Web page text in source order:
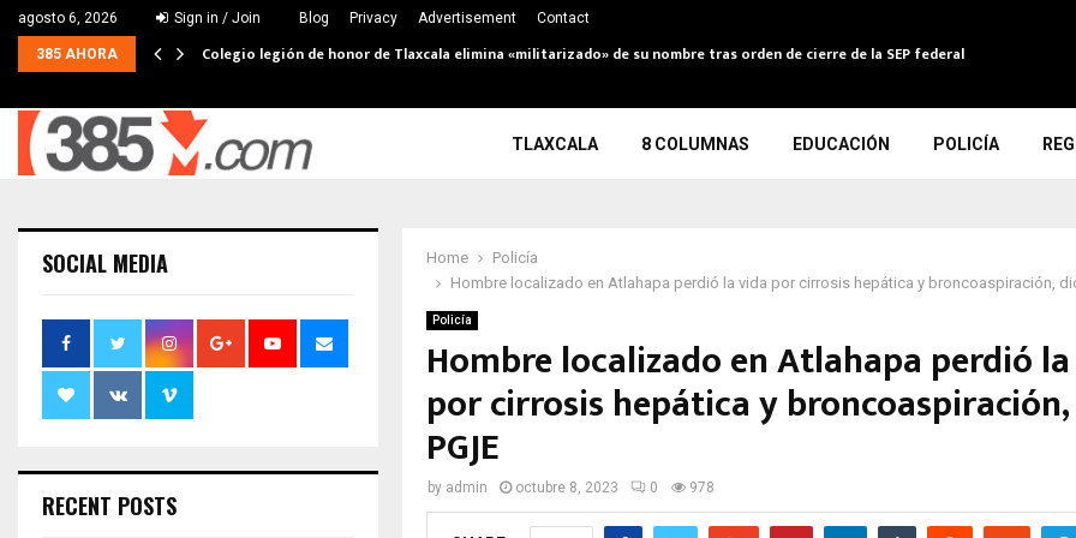
agosto 6, 2026 Sign in / Join Blog Privacy Advertisement Contact
385 AHORA Colegio legión de honor de Tlaxcala elimina «militarizado» de su nombre tras orden de cierre de la SEP federal
TLAXCALA 8 COLUMNAS EDUCACIÓN POLICÍA
Home
Policía
Hombre localizado en Atlahapa perdió la vida por cirrosis hepática y broncoaspiración,
Policía
Hombre localizado en Atlahapa perdió
por cirrosis hepática y
PGJE
by admin octubre 8, 2023 0 978
SOCIAL MEDIA
RECENT POSTS